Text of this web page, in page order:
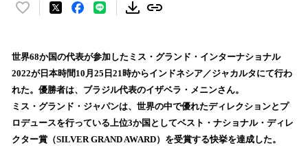
い
！
数
を
読
込
み
世界68か国の代表が参加したミス・グランド・インターナショナル
2022が日本時間10月25日21時からインドネシア／ジャカルタにて行わ
れた。優勝者は、ブラジル代表のイザベラ・メニンさん。
ミス・グランド・ジャパンは、世界の中で優れたディレクションとプ
ロデュースを行っている上位3か国としてベスト・ナショナル・ディレ
クター賞（SILVER GRAND AWARD）を受賞する快挙を達成した。